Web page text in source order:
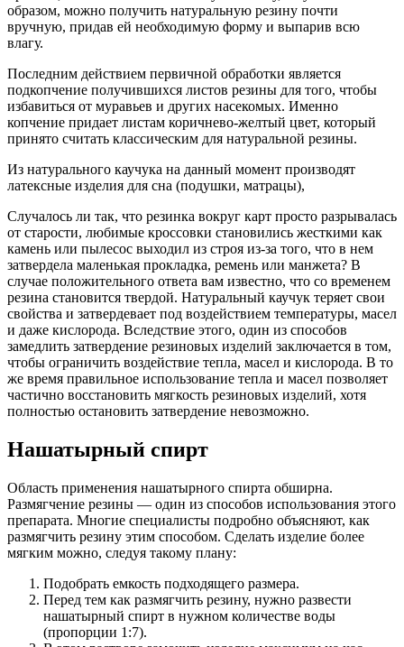
образом, можно получить натуральную резину почти
вручную, придав ей необходимую форму и выпарив всю
влагу.
Последним действием первичной обработки является
подкопчение получившихся листов резины для того, чтобы
избавиться от муравьев и других насекомых. Именно
копчение придает листам коричнево-желтый цвет, который
принято считать классическим для натуральной резины.
Из натурального каучука на данный момент производят
латексные изделия для сна (подушки, матрацы),
Случалось ли так, что резинка вокруг карт просто разрывалась
от старости, любимые кроссовки становились жесткими как
камень или пылесос выходил из строя из-за того, что в нем
затвердела маленькая прокладка, ремень или манжета? В
случае положительного ответа вам известно, что со временем
резина становится твердой. Натуральный каучук теряет свои
свойства и затвердевает под воздействием температуры, масел
и даже кислорода. Вследствие этого, один из способов
замедлить затвердение резиновых изделий заключается в том,
чтобы ограничить воздействие тепла, масел и кислорода. В то
же время правильное использование тепла и масел позволяет
частично восстановить мягкость резиновых изделий, хотя
полностью остановить затвердение невозможно.
Нашатырный спирт
Область применения нашатырного спирта обширна.
Размягчение резины — один из способов использования этого
препарата. Многие специалисты подробно объясняют, как
размягчить резину этим способом. Сделать изделие более
мягким можно, следуя такому плану:
Подобрать емкость подходящего размера.
Перед тем как размягчить резину, нужно развести
нашатырный спирт в нужном количестве воды
(пропорции 1:7).